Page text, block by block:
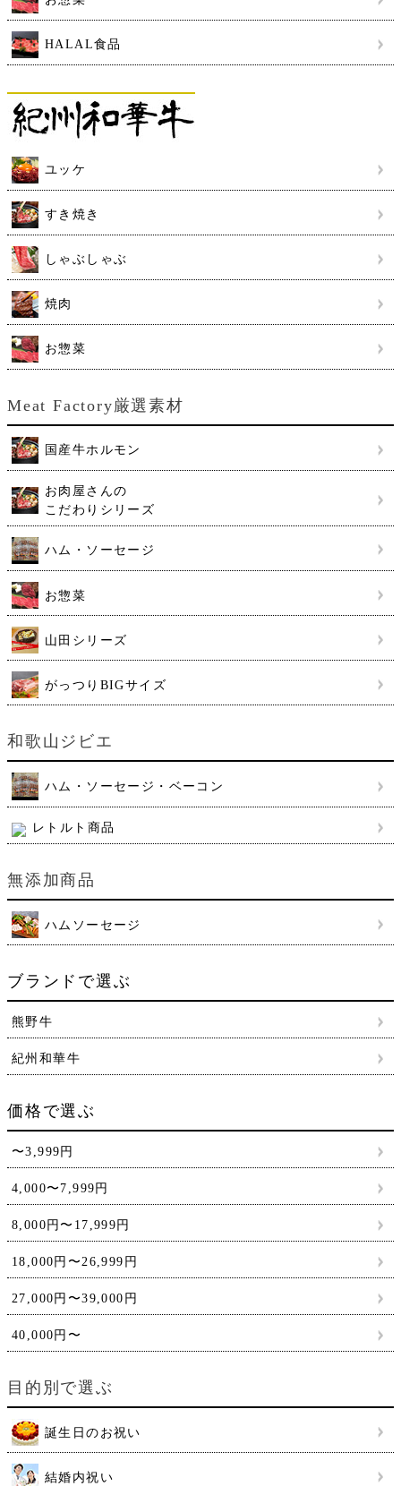
HALAL食品
ユッケ
すき焼き
しゃぶしゃぶ
焼肉
お惣菜
Meat Factory厳選素材
国産牛ホルモン
お肉屋さんの
こだわりシリーズ
ハム・ソーセージ
お惣菜
山田シリーズ
がっつりBIGサイズ
和歌山ジビエ
ハム・ソーセージ・ベーコン
レトルト商品
無添加商品
ハムソーセージ
ブランドで選ぶ
熊野牛
紀州和華牛
価格で選ぶ
〜3,999円
4,000〜7,999円
8,000円〜17,999円
18,000円〜26,999円
27,000円〜39,000円
40,000円〜
目的別で選ぶ
誕生日のお祝い
結婚内祝い